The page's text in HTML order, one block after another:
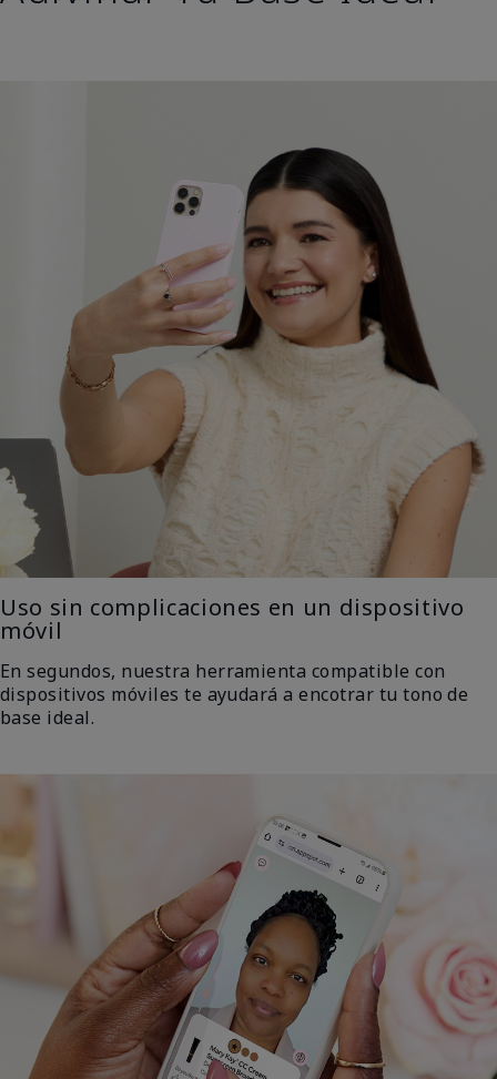
Uso sin complicaciones en un dispositivo
móvil
En segundos, nuestra herramienta compatible con
dispositivos móviles te ayudará a encotrar tu tono de
base ideal.